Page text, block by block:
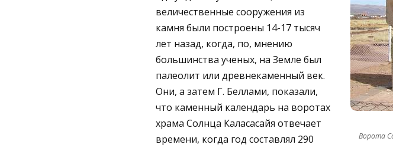
Ворота
величественные сооружения из
камня были построены 14-17 тысяч
лет назад, когда, по, мнению
большинства ученых, на Земле был
палеолит или древнекаменный век.
Они, а затем Г. Беллами, показали,
что каменный календарь на воротах
храма Солнца Каласасайя отвечает
времени, когда год составлял 290